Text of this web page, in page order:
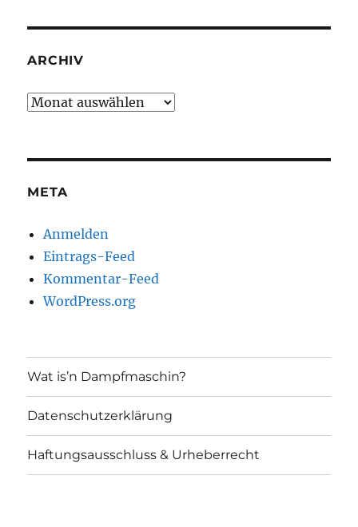
ARCHIV
Archiv
META
Anmelden
Eintrags-Feed
Kommentar-Feed
WordPress.org
Wat is’n Dampfmaschin?
Datenschutzerklärung
Haftungsausschluss & Urheberrecht